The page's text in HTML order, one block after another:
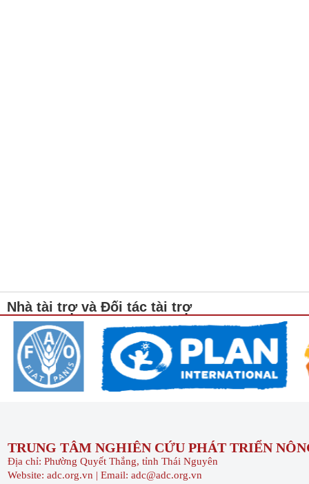
Nhà tài trợ và Đối tác tài trợ
TRUNG TÂM NGHIÊN CỨU PHÁT TRIỂN
Địa chỉ: Phường Quyết Thắng, tỉnh Thái Nguyên
Website: adc.org.vn | Email: adc@adc.org.vn